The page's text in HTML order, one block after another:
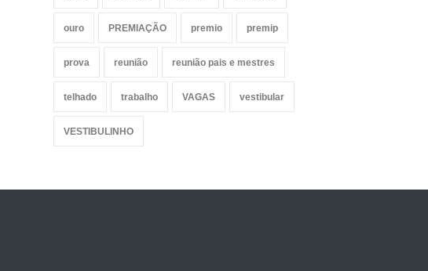
ouro PREMIAÇÃO premio premip
prova reunião reunião pais e mestres
telhado trabalho VAGAS vestibular
VESTIBULINHO